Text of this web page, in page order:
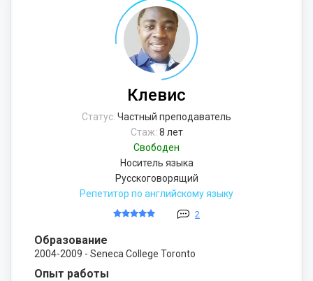
Клевис
Статус: Частный преподаватель
Стаж: 8 лет
Свободен
Носитель языка
Русскоговорящий
Репетитор по английскому языку
2
Образование
2004-2009 - Seneca College Toronto
Опыт работы